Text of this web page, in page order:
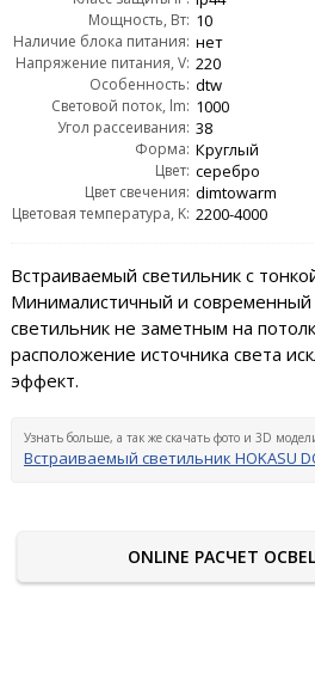
Мощность, Вт: 10
Наличие блока питания: нет
Напряжение питания, V: 220
Особенность: dtw
Световой поток, lm: 1000
Угол рассеивания: 38
Форма: Круглый
Цвет: серебро
Цвет свечения: dimtowarm
Цветовая температура, K: 2200-4000
Встраиваемый светильник с
Минималистичный и
светильник не заметным на
расположение источника света
эффект.
Узнать больше, а так же скачать фото и 3D
Встраиваемый светильник HOKASU
ONLINE РАСЧЕТ